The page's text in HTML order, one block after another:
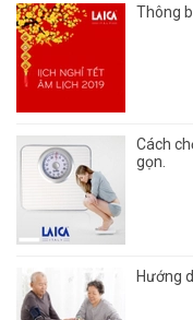
Thông
Cách
gọn.
Hướng